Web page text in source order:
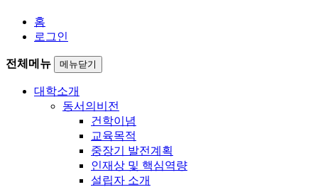
홈
로그인
전체메뉴 메뉴닫기
대학소개
동서의비전
건학이념
교육목적
중장기 발전계획
인재상 및 핵심역량
설립자 소개